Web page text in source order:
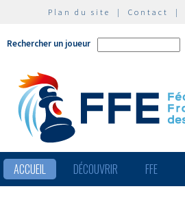
Plan du site | Contact |
Rechercher un joueur
ACCUEIL DÉCOUVRIR FFE